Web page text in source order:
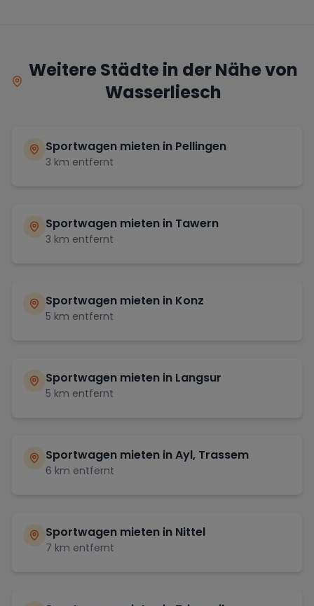
Weitere Städte in der Nähe von
Wasserliesch
Sportwagen mieten in Pellingen
3 km entfernt
Sportwagen mieten in Tawern
3 km entfernt
Sportwagen mieten in Konz
5 km entfernt
Sportwagen mieten in Langsur
5 km entfernt
Sportwagen mieten inAyl, Trassem
6 km entfernt
Sportwagen mieten in Nittel
7 km entfernt